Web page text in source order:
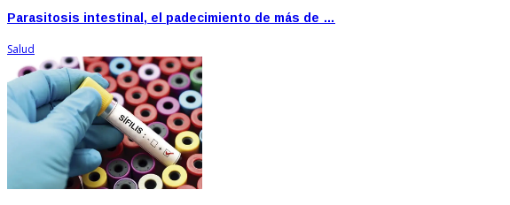
Parasitosis intestinal, el padecimiento de más de …
Salud